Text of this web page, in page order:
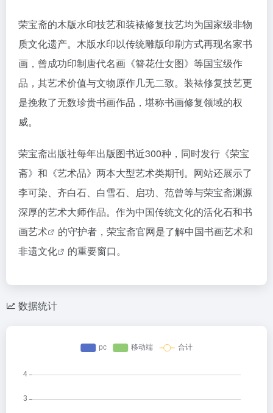
荣宝斋的木版水印技艺和装裱修复技艺均为国家级非物
质文化遗产。木版水印以传统雕版印刷方式再现名家书
画，曾成功印制唐代名画《簪花仕女图》等国宝级作
品，其艺术价值与文物原作几无二致。装裱修复技艺更
是挽救了无数珍贵书画作品，堪称书画修复领域的权
威。
荣宝斋出版社每年出版图书近300种，同时发行《荣宝
斋》和《艺术品》两本大型艺术类期刊。网站还展示了
李可染、齐白石、白雪石、启功、范曾等与荣宝斋渊源
深厚的艺术大师作品。作为中国传统文化的活化石和书
画艺术
的守护者，荣宝斋官网是了解中国书画艺术和
非遗文化
的重要窗口。
数据统计